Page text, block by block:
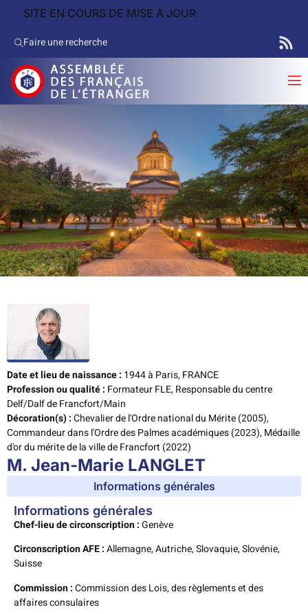
SITE EN COURS DE MISE A JOUR
Faire une recherche
Date et lieu de naissance : 1944 à Paris, FRANCE
Profession ou qualité : Formateur FLE, Responsable du centre
Delf/Dalf de Francfort/Main
Décoration(s) :Chevalier de l'Ordre national du Mérite (2005),
Commandeur dans l'Ordre des Palmes académiques (2023), Médaille
d'or du mérite de la ville de Francfort (2022)
M. Jean-Marie LANGLET
Informations générales
Informations générales
Chef-lieu de circonscription :Genève
Circonscription AFE :Allemagne, Autriche, Slovaquie, Slovénie,
Suisse
Commission :Commission des Lois, des règlements et des
affaires consulaires